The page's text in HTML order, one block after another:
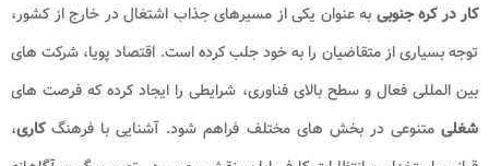
در کره جنوبیبه عنوان یکی از مسیرهای جذاب اشتغال در خارج از کشور،
بسیاری از متقاضیان را به خود جلب کرده است. اقتصاد پویا، شرکت های
المللی فعال و سطح بالای فناوری، شرایطی را ایجاد کرده که فرصت های
متنوعی در بخش های مختلف فراهم شود. آشنایی با فرهنگکاری،